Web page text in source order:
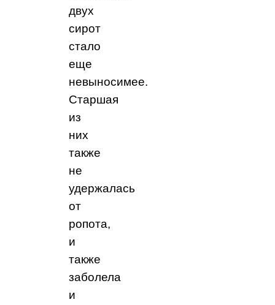
двух
сирот
стало
еще
невыносимее.
Старшая
из
них
также
не
удержалась
от
ропота,
и
также
заболела
и